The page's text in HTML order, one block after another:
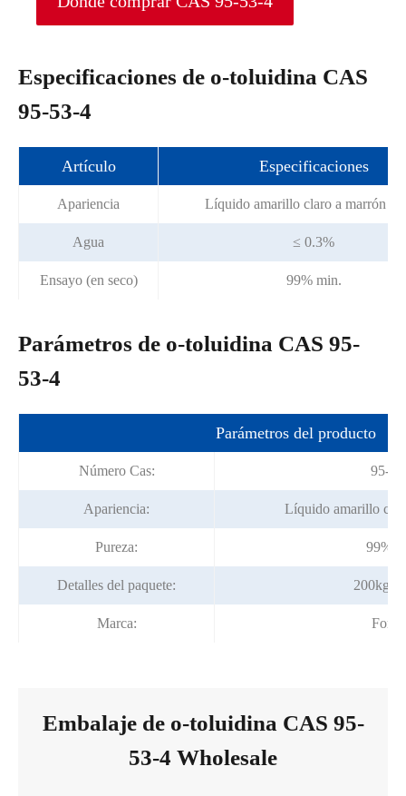
Especificaciones de o-toluidina CAS
95-53-4
Artículo Especificaciones
Apariencia Líquido amarillo claro a marrón
Agua ≤ 0.3%
Ensayo (en seco) 99% min.
Parámetros de o-toluidina CAS 95-
53-4
Parámetros del producto
Número Cas: 95-
Apariencia: Líquido amarillo
Pureza: 99%
Detalles del paquete: 200kg/
Marca:
Embalaje de o-toluidina CAS 95-
53-4 Wholesale